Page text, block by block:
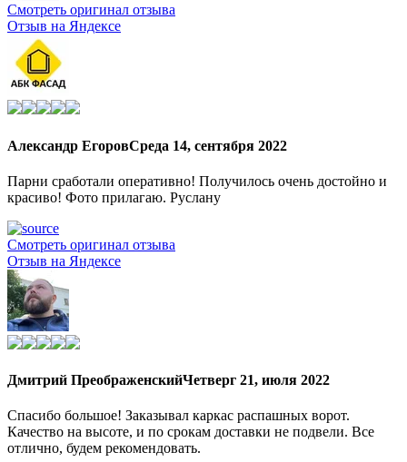
Смотреть оригинал отзыва
Отзыв на Яндексе
Александр ЕгоровСреда 14, сентября 2022
Парни сработали оперативно! Получилось очень достойно и
красиво! Фото прилагаю. Руслану
Смотреть оригинал отзыва
Отзыв на Яндексе
Дмитрий ПреображенскийЧетверг 21, июля 2022
Спасибо большое! Заказывал каркас распашных ворот.
Качество на высоте, и по срокам доставки не подвели. Все
отлично, будем рекомендовать.